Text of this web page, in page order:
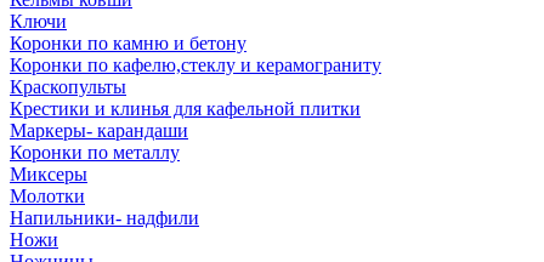
Ключи
Коронки по камню и бетону
Коронки по кафелю,стеклу и керамограниту
Краскопульты
Крестики и клинья для кафельной плитки
Маркеры- карандаши
Коронки по металлу
Миксеры
Молотки
Напильники- надфили
Ножи